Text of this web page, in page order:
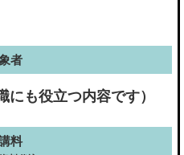
者
も役立つ内容です）
料